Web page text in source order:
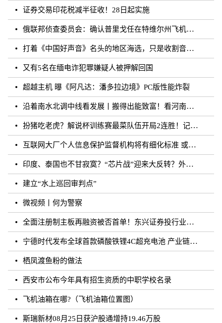
证券交易印花税减半征收！28日起实施
俄联邦侦查委员会：确认普里戈任在特维尔州飞机失事事件中遇难
打着《中国好声音》名头的地区海选，只是收割音乐梦想的圈钱游戏？
又有5名在缅电诈犯罪嫌疑人被押解回国
超越主机 曝《阿凡达：潘多拉边境》PC版性能炸裂
沿着南水北调中线看发展丨搬得出能致富！看河南各地“移民村”如何变身“宜民村”
扮猪吃老虎？解说杯训练赛最菜队伍开局2连胜！记得躺枪
互联网大厂个人信息保护监督机构将有细化标准 或须六个月内完成组建
印度、泰国也不甘寂寞？“芯片战”迎来大反转？外媒：风云再起
建立“水上巡回审判点”
微视频丨何为警察
全面注册制主板再融资被否首单！东兴证券投行业务再遭打击
宁德时代发布全球首款磷酸铁锂4C超充电池 产业链上市公司相继规划和布局
栖凤渡鱼粉的做法
西安市公布今年具有招生资质的中职学校名录
飞机油箱在哪?（飞机油箱位置图）
斯瑞新材08月25日获沪股通增持19.46万股